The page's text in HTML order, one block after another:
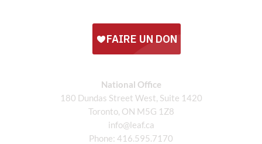
National Office
180 Dundas Street West, Suite 1420
Toronto, ON M5G 1Z8
info@leaf.ca
Phone: 416.595.7170